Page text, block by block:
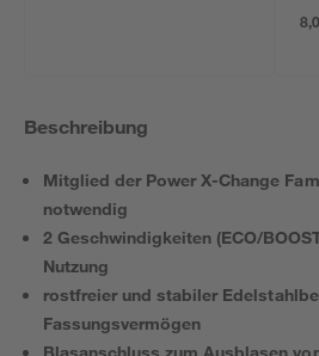
Beschreibung
Mitglied der Power X-Change
notwendig
2 Geschwindigkeiten (ECO/
Nutzung
rostfreier und stabiler
Fassungsvermögen
Blasanschluss zum Ausblasen